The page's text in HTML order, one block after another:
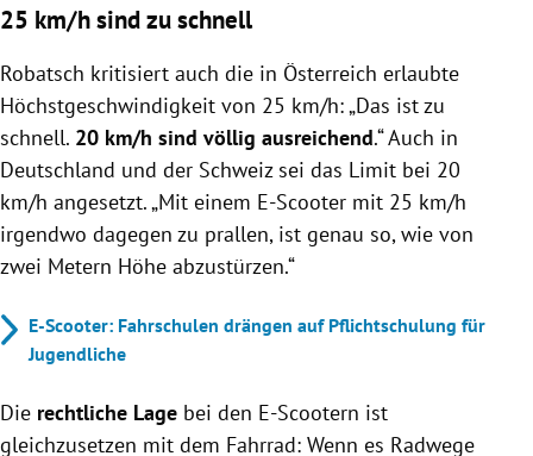
25 km/h sind zu schnell
Robatsch kritisiert auch die in Österreich erlaubte
Höchstgeschwindigkeit von 25 km/h: „Das ist zu
schnell. 20 km/h sind völlig ausreichend.“ Auch in
Deutschland und der Schweiz sei das Limit bei 20
km/h angesetzt. „Mit einem E-Scooter mit 25 km/h
irgendwo dagegen zu prallen, ist genau so, wie von
zwei Metern Höhe abzustürzen.“
E-Scooter: Fahrschulen drängen auf Pflichtschulung für
Jugendliche
Die rechtliche Lage bei den E-Scootern ist
gleichzusetzen mit dem Fahrrad: Wenn es Radwege